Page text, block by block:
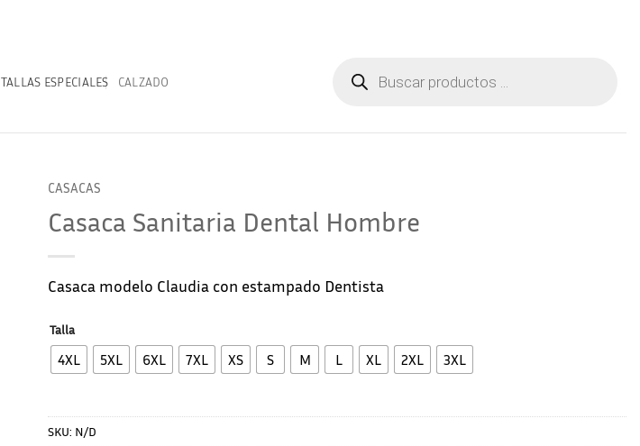
TALLAS ESPECIALES CALZADO
productos
CASACAS
Casaca Sanitaria Dental Hombre
Casaca modelo Claudia con estampado Dentista
Talla
4XL 5XL 6XL 7XL XS S M L XL 2XL 3XL
SKU: N/D